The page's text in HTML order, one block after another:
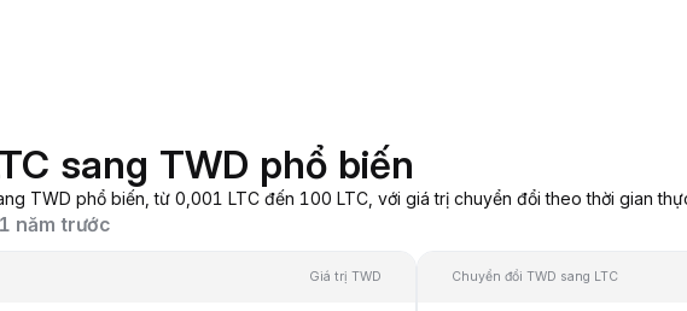
sang TWD phổ biến
TWD phổ biến, từ 0,001 LTC đến 100 LTC, với giá trị chuyển đổi theo thời gian
1 năm trước
Giá trị TWD Chuyển đổi TWD sang LTC